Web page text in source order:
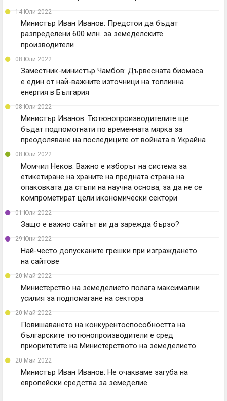
14 Юли 2022
Министър Иван Иванов: Предстои да бъдат
разпределени 600 млн. за земеделските
производители
08 Юли 2022
Заместник-министър Чамбов: Дървесната биомаса
е един от най-важните източници на топлинна
енергия в България
08 Юли 2022
Министър Иванов: Тютюнопроизводителите ще
бъдат подпомогнати по временната мярка за
преодоляване на последиците от войната в Украйна
08 Юли 2022
Момчил Неков: Важно е изборът на система за
етикетиране на храните на предната страна на
опаковката да стъпи на научна основа, за да не се
компрометират цели икономически сектори
01 Юли 2022
Защо е важно сайтът ви да зарежда бързо?
29 Юни 2022
Най-често допусканите грешки при изграждането
на сайтове
20 Май 2022
Министерство на земеделието полага максимални
усилия за подпомагане на сектора
20 Май 2022
Повишаването на конкурентоспособността на
българските тютюнопроизводители е сред
приоритетите на Министерството на земеделието
20 Май 2022
Министър Иван Иванов: Не очакваме загуба на
европейски средства за земеделие